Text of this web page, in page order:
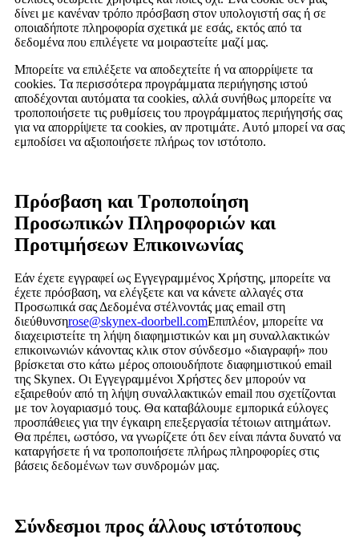
δίνει με κανέναν τρόπο πρόσβαση στον υπολογιστή σας ή σε
οποιαδήποτε πληροφορία σχετικά με εσάς, εκτός από τα
δεδομένα που επιλέγετε να μοιραστείτε μαζί μας.
Μπορείτε να επιλέξετε να αποδεχτείτε ή να απορρίψετε τα
cookies. Τα περισσότερα προγράμματα περιήγησης ιστού
αποδέχονται αυτόματα τα cookies, αλλά συνήθως μπορείτε να
τροποποιήσετε τις ρυθμίσεις του προγράμματος περιήγησής σας
για να απορρίψετε τα cookies, αν προτιμάτε. Αυτό μπορεί να σας
εμποδίσει να αξιοποιήσετε πλήρως τον ιστότοπο.
Πρόσβαση και Τροποποίηση
Προσωπικών Πληροφοριών και
Προτιμήσεων Επικοινωνίας
Εάν έχετε εγγραφεί ως Εγγεγραμμένος Χρήστης, μπορείτε να
έχετε πρόσβαση, να ελέγξετε και να κάνετε αλλαγές στα
Προσωπικά σας Δεδομένα στέλνοντάς μας email στη
διεύθυνσηrose@skynex-doorbell.comΕπιπλέον, μπορείτε να
διαχειριστείτε τη λήψη διαφημιστικών και μη συναλλακτικών
επικοινωνιών κάνοντας κλικ στον σύνδεσμο «διαγραφή» που
βρίσκεται στο κάτω μέρος οποιουδήποτε διαφημιστικού email
της Skynex. Οι Εγγεγραμμένοι Χρήστες δεν μπορούν να
εξαιρεθούν από τη λήψη συναλλακτικών email που σχετίζονται
με τον λογαριασμό τους. Θα καταβάλουμε εμπορικά εύλογες
προσπάθειες για την έγκαιρη επεξεργασία τέτοιων αιτημάτων.
Θα πρέπει, ωστόσο, να γνωρίζετε ότι δεν είναι πάντα δυνατό να
καταργήσετε ή να τροποποιήσετε πλήρως πληροφορίες στις
βάσεις δεδομένων των συνδρομών μας.
Σύνδεσμοι προς άλλους ιστότοπους